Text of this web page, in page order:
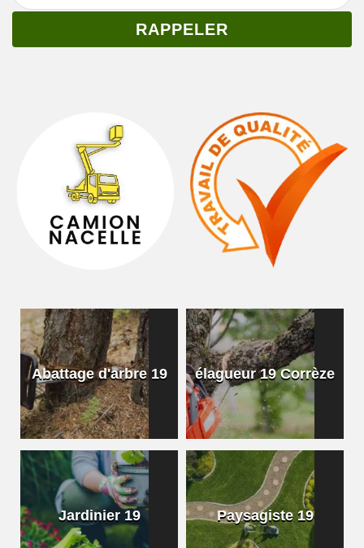
Abattage d'arbre 19 élagueur 19 Corrèze
Jardinier 19 Paysagiste 19